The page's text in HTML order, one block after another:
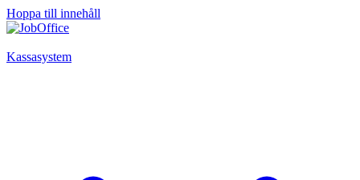
Hoppa till innehåll
Kassasystem